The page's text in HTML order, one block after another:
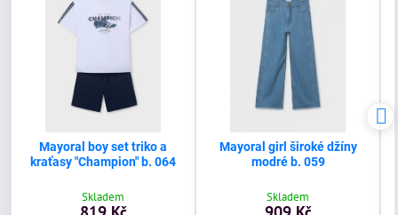
Mayoral boy set triko a
kraťasy "Champion" b. 064
Skladem
Mayoral girl široké džíny
modré b. 059
Skladem